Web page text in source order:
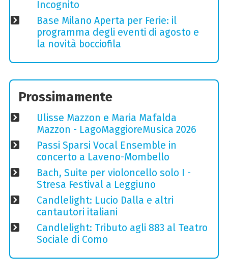
Incognito
Base Milano Aperta per Ferie: il
programma degli eventi di agosto e
la novità bocciofila
Prossimamente
Ulisse Mazzon e Maria Mafalda
Mazzon - LagoMaggioreMusica 2026
Passi Sparsi Vocal Ensemble in
concerto a Laveno-Mombello
Bach, Suite per violoncello solo I -
Stresa Festival a Leggiuno
Candlelight: Lucio Dalla e altri
cantautori italiani
Candlelight: Tributo agli 883 al Teatro
Sociale di Como